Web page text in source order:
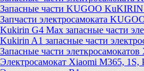
Запасные части KUGOO
Запчасти электросамоката
Kukirin G4 Max запасные части
Kukirin A1 запасные части
Запасные части элеткросамокатов
Электросамокат Xiaomi M365, 1S,